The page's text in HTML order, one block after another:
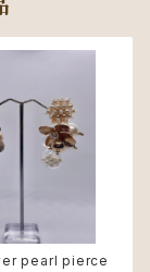
pearl pierce